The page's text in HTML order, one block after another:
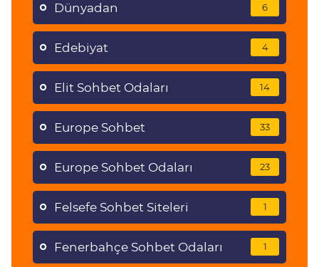
Dünyadan 6
Edebiyat 4
Elit Sohbet Odaları 14
Europe Sohbet 33
Europe Sohbet Odaları 23
Felsefe Sohbet Siteleri 1
Fenerbahçe Sohbet Odaları 1